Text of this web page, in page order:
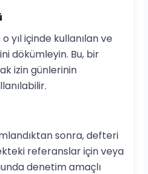
o yıl içinde kullanılan ve
dökümleyin. Bu, bir
izin günlerinin
sonra, defteri
referanslar için veya
denetim amaçlı